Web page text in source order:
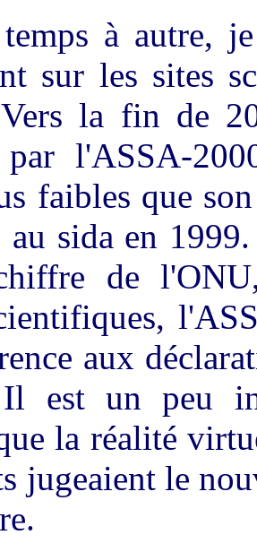
à autre,
sur les sites
la fin de
par l'ASSA-
faibles que
au sida en
de
aux
est un peu
la réalité
jugeaient le